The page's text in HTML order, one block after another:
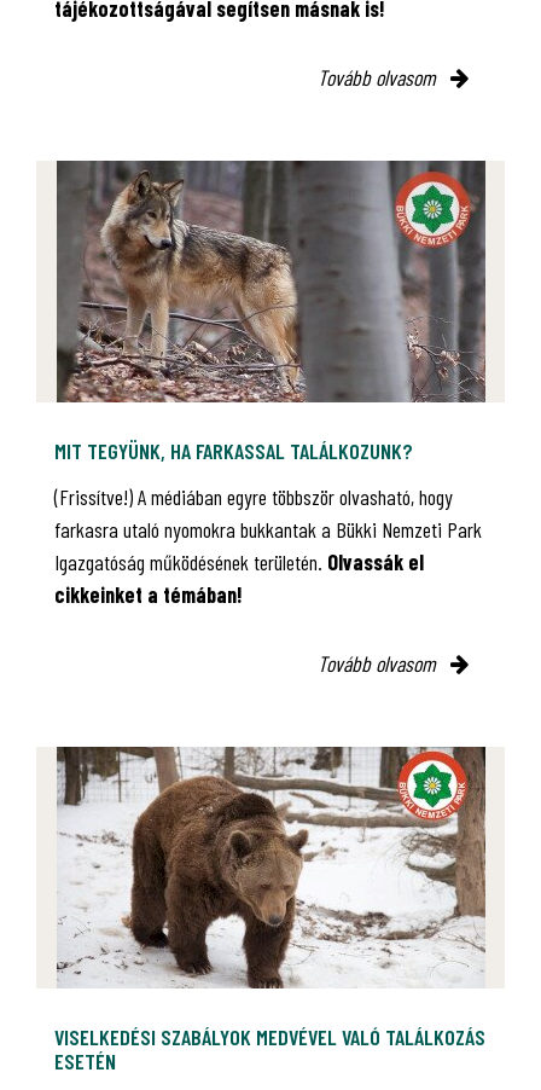
tájékozottságával segítsen másnak is!
Tovább olvasom
MIT TEGYÜNK, HA FARKASSAL TALÁLKOZUNK?
(Frissítve!) A médiában egyre többször olvasható, hogy
farkasra utaló nyomokra bukkantak a Bükki Nemzeti Park
Igazgatóság működésének területén. Olvassák el
cikkeinket a témában!
Tovább olvasom
VISELKEDÉSI SZABÁLYOK MEDVÉVEL VALÓ TALÁLKOZÁS
ESETÉN